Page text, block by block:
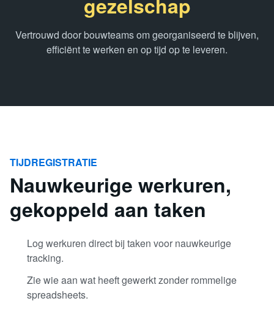
Vertrouwd door bouwteams om georganiseerd te blijven,
efficiënt te werken en op tijd op te leveren.
TIJDREGISTRATIE
Nauwkeurige werkuren,
gekoppeld aan taken
Log werkuren direct bij taken voor nauwkeurige
tracking.
Zie wie aan wat heeft gewerkt zonder rommelige
spreadsheets.